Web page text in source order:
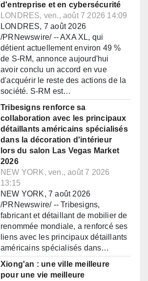
d'entreprise et en cybersécurité
LONDRES, ven., août 7 2026 14:09
LONDRES, 7 août 2026
/PRNewswire/ -- AXA XL, qui
détient actuellement environ 49 %
de S-RM, annonce aujourd'hui
avoir conclu un accord en vue
d'acquérir le reste des actions de la
société. S-RM est…
Tribesigns renforce sa
collaboration avec les principaux
détaillants américains spécialisés
dans la décoration d'intérieur
lors du salon Las Vegas Market
2026
NEW YORK, ven., août 7 2026
13:15
NEW YORK, 7 août 2026
/PRNewswire/ -- Tribesigns,
fabricant et détaillant de mobilier de
renommée mondiale, a renforcé ses
liens avec les principaux détaillants
américains spécialisés dans…
Xiong'an : une ville meilleure
pour une vie meilleure